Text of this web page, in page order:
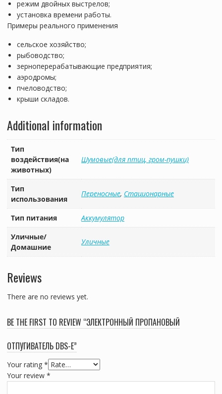
режим двойных выстрелов;
установка времени работы.
Примеры реального применения
сельское хозяйство;
рыбоводство;
зерноперерабатывающие предприятия;
аэродромы;
пчеловодство;
крыши складов.
Additional information
Тип
воздействия(на
животных)
Шумовые(для птиц, гром-пушки)
Тип
использования
Переносные, Стационарные
Тип питания
Аккумулятор
Уличные/
Домашние
Уличные
Reviews
There are no reviews yet.
BE THE FIRST TO REVIEW “ЭЛЕКТРОННЫЙ ПРОПАНОВЫЙ
ОТПУГИВАТЕЛЬ DBS-E”
Your rating *
Your review *